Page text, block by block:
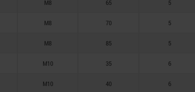
M8 65 5
M8 70 5
M8 85 5
M10 35 6
M10 40 6